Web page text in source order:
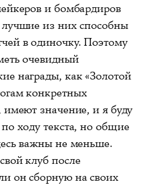
и бомбардиров
из них способны
в одиночку. Поэтому
очевидный
награды, как «Золотой
конкретных
имеют значение, и я буду
ходу текста, но общие
важны не меньше.
клуб после
он сборную на своих